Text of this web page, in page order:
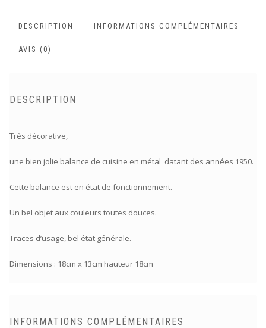
DESCRIPTION INFORMATIONS COMPLÉMENTAIRES
AVIS (0)
DESCRIPTION
Très décorative,
une bien jolie balance de cuisine en métal datant des années 1950.
Cette balance est en état de fonctionnement.
Un bel objet aux couleurs toutes douces.
Traces d’usage, bel état générale.
Dimensions : 18cm x 13cm hauteur 18cm
INFORMATIONS COMPLÉMENTAIRES